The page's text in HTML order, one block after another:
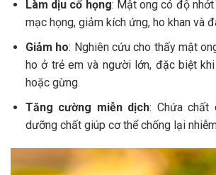
Làm dịu cổ họng: Mật ong có độ
mạc họng, giảm kích ứng, ho khan và
Giảm ho: Nghiên cứu cho thấy mật
ho ở trẻ em và người lớn, đặc biệt
hoặc gừng.
Tăng cường miễn dịch: Chứa chất
dưỡng chất giúp cơ thể chống lại